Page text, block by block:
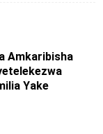
Amkaribisha
Yake